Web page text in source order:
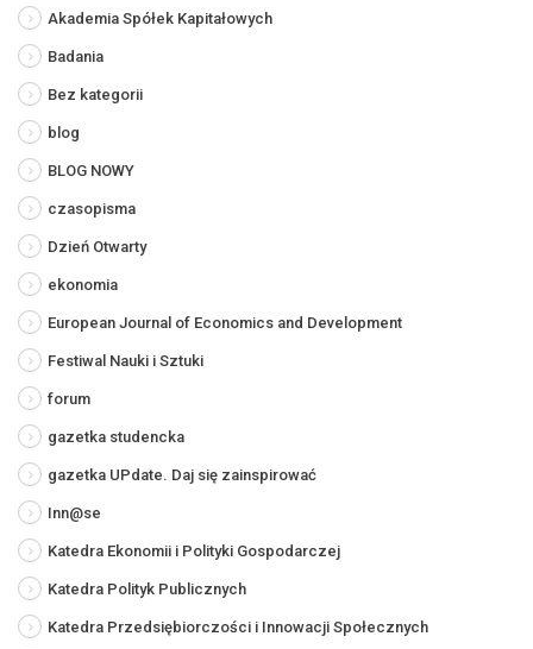
Akademia Spółek Kapitałowych
Badania
Bez kategorii
blog
BLOG NOWY
czasopisma
Dzień Otwarty
ekonomia
European Journal of Economics and Development
Festiwal Nauki i Sztuki
forum
gazetka studencka
gazetka UPdate. Daj się zainspirować
Inn@se
Katedra Ekonomii i Polityki Gospodarczej
Katedra Polityk Publicznych
Katedra Przedsiębiorczości i Innowacji Społecznych